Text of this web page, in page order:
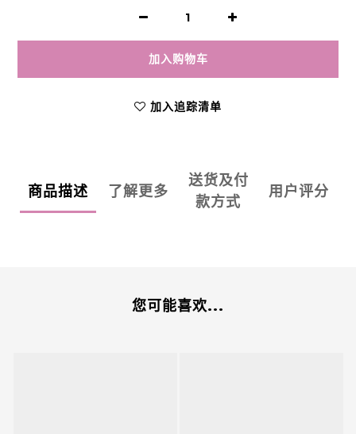
加入购物车
加入追踪清单
商品描述 了解更多
送货及付
款方式
用户评分
您可能喜欢...